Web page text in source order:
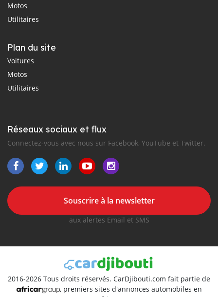
Motos
Utilitaires
Plan du site
Voitures
Motos
Utilitaires
Réseaux sociaux et flux
Connectez-vous avec nous sur Facebook, YouTube et Twitter.
Souscrire à la newsletter
aux alertes Email et SMS
2016-2026 Tous droits réservés. CarDjibouti.com fait partie de
, premiers sites d'annonces automobiles en